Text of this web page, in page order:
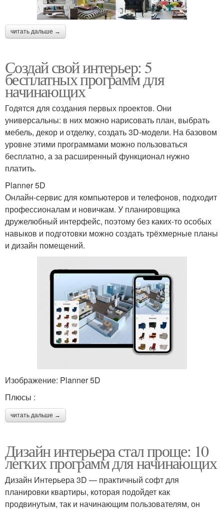
читать дальше →
Создай свой интерьер: 5
бесплатных программ для
начинающих
Годятся для создания первых проектов. Они
универсальны: в них можно нарисовать план, выбрать
мебель, декор и отделку, создать 3D-модели. На базовом
уровне этими программами можно пользоваться
бесплатно, а за расширенный функционал нужно
платить.
Planner 5D
Онлайн-сервис для компьютеров и телефонов, подходит
профессионалам и новичкам. У планировщика
дружелюбный интерфейс, поэтому без каких-то особых
навыков и подготовки можно создать трёхмерные планы
и дизайн помещений.
Изображение: Planner 5D
Плюсы :
читать дальше →
Дизайн интерьера стал проще: 10
легких программ для начинающих
Дизайн Интерьера 3D — практичный софт для
планировки квартиры, которая подойдет как
продвинутым, так и начинающим пользователям, он